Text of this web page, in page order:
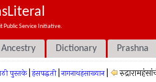
Public Service Initiative.
Ancestry Dictionary Prashna
पुस्तके हंसपद्धती नागनाथहंसाख्यान